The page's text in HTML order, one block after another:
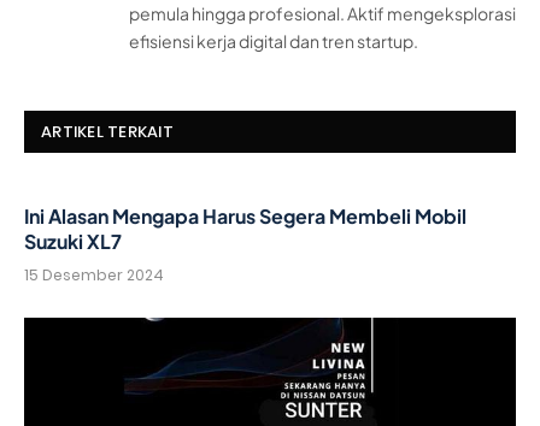
pemula hingga profesional. Aktif mengeksplorasi
efisiensi kerja digital dan tren startup.
ARTIKEL TERKAIT
Ini Alasan Mengapa Harus Segera Membeli Mobil
Suzuki XL7
15 Desember 2024